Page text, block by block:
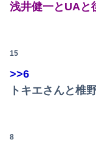
浅井健一とUAと
15
>>6
トキエさんと椎
8